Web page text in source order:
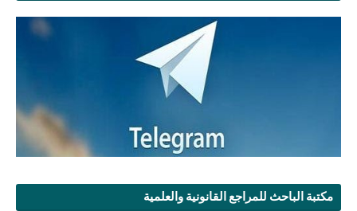
مكتبة الباحث للمراجع القانونية والعلمية